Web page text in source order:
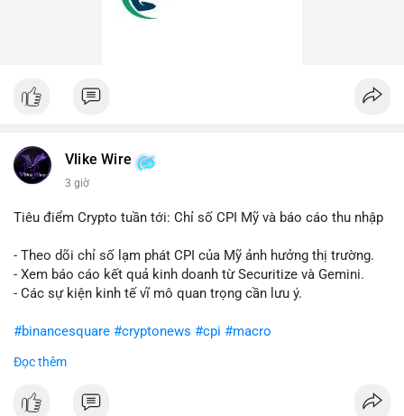
Vlike Wire
3 giờ
Tiêu điểm Crypto tuần tới: Chỉ số CPI Mỹ và báo cáo thu nhập
- Theo dõi chỉ số lạm phát CPI của Mỹ ảnh hưởng thị trường.
- Xem báo cáo kết quả kinh doanh từ Securitize và Gemini.
- Các sự kiện kinh tế vĩ mô quan trọng cần lưu ý.
#binancesquare #cryptonews #cpi #macro
$btc $eth
#vlikevn #titanbot
Đọc thêm